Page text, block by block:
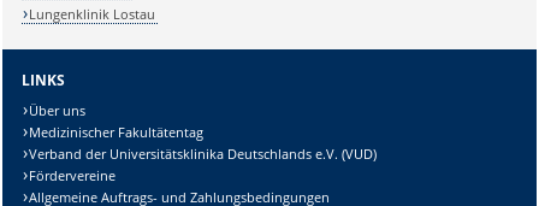
Lungenklinik Lostau
LINKS
Über uns
Medizinischer Fakultätentag
Verband der Universitätsklinika Deutschlands e.V. (VUD)
Fördervereine
Allgemeine Auftrags- und Zahlungsbedingungen